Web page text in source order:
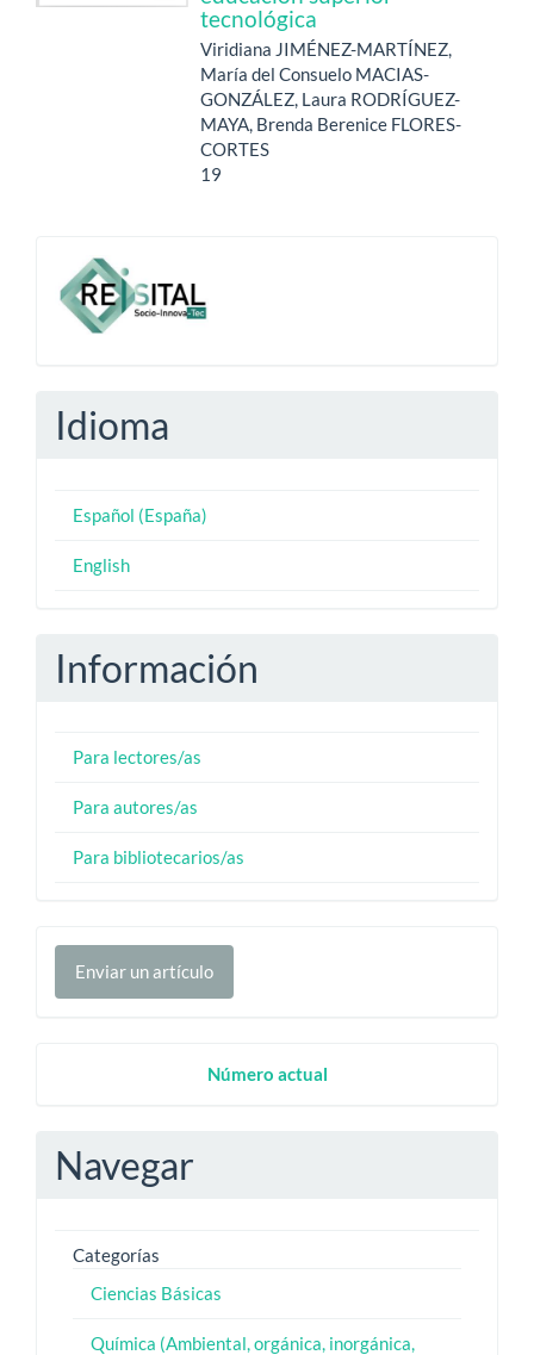
tecnológica
Viridiana JIMÉNEZ-MARTÍNEZ,
María del Consuelo MACIAS-
GONZÁLEZ, Laura RODRÍGUEZ-
MAYA, Brenda Berenice FLORES-
CORTES
19
Idioma
Español (España)
English
Información
Para lectores/as
Para autores/as
Para bibliotecarios/as
Enviar
unEnviar un artículo
Número actual
Navegar
Categorías
Ciencias Básicas
Química (Ambiental, orgánica, inorgánica,